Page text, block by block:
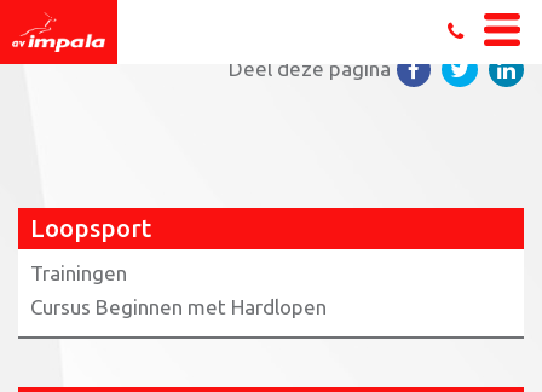
Home»Loopsport
Deel deze pagina
Loopsport
Trainingen
Cursus Beginnen met Hardlopen